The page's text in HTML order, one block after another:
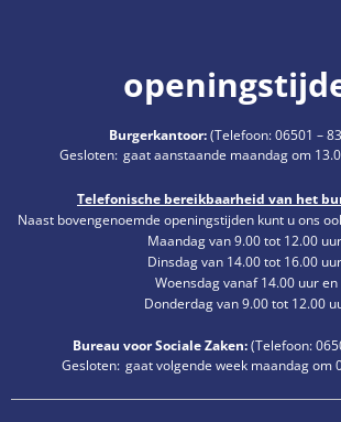
Burgerkantoor:(Telefoon:06501 –
Klik om extra openings- of sluitingstijden te
Gesloten: gaat aanstaande maandag om
Telefonische bereikbaarheid van het
Naast bovengenoemde openingstijden kunt u ons
Maandag van 9.00 tot 12.00
Dinsdag van 14.00 tot 16.00
Woensdag vanaf 14.00 uur en
Donderdag van 9.00 tot 12.00
Bureau voor Sociale Zaken:(Telefoon:
Klik om extra openings- of sluitingstijden te
Gesloten: gaat volgende week maandag om